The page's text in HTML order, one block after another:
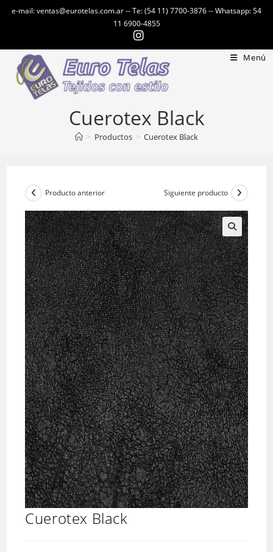
e-mail: ventas@eurotelas.com.ar -- Te: (54 11) 7700-3876 -- Whatsapp: 54
11 6900-4855
Menú
Cuerotex Black
> Productos > Cuerotex Black
Producto anterior Siguiente producto
Cuerotex Black